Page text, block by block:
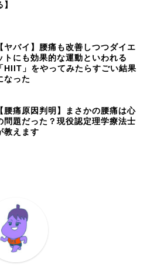
】
【ヤバイ】腰痛も改善しつつダイエ
トにも効果的な運動といわれる
「HIIT」をやってみたらすごい結果
なった
【腰痛原因判明】まさかの腰痛は心
問題だった？現役認定理学療法士
教えます